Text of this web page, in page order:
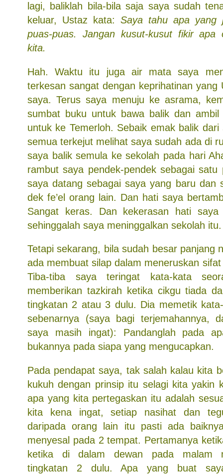
lagi, baliklah bila-bila saja saya sudah
keluar, Ustaz kata: Saya tahu apa yang
puas-puas. Jangan kusut-kusut fikir apa
kita.
Hah. Waktu itu juga air mata saya
terkesan sangat dengan keprihatinan yang
saya. Terus saya menuju ke asrama,
sumbat buku untuk bawa balik dan
untuk ke Temerloh. Sebaik emak balik
semua terkejut melihat saya sudah ada di
saya balik semula ke sekolah pada hari
rambut saya pendek-pendek sebagai satu
saya datang sebagai saya yang baru dan
dek fe’el orang lain. Dan hati saya
Sangat keras. Dan kekerasan hati
sehinggalah saya meninggalkan sekolah itu.
Tetapi sekarang, bila sudah besar panjang
ada membuat silap dalam meneruskan
Tiba-tiba saya teringat kata-kata
memberikan tazkirah ketika cikgu tiada
tingkatan 2 atau 3 dulu. Dia memetik
sebenarnya (saya bagi terjemahannya,
saya masih ingat): Pandanglah pada
bukannya pada siapa yang mengucapkan.
Pada pendapat saya, tak salah kalau kita
kukuh dengan prinsip itu selagi kita yakin
apa yang kita pertegaskan itu adalah
kita kena ingat, setiap nasihat dan
daripada orang lain itu pasti ada
menyesal pada 2 tempat. Pertamanya
ketika di dalam dewan pada malam
tingkatan 2 dulu. Apa yang buat